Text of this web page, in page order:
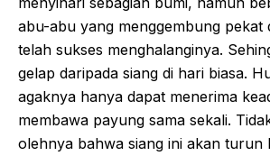
abu-abu yang menggembung pekat
telah sukses menghalanginya.
gelap daripada siang di hari biasa.
agaknya hanya dapat menerima
membawa payung sama sekali.
olehnya bahwa siang ini akan turun